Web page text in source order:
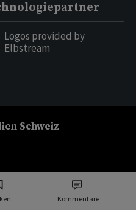
Kommentare
Logos provided by
Elbstream
Schweiz